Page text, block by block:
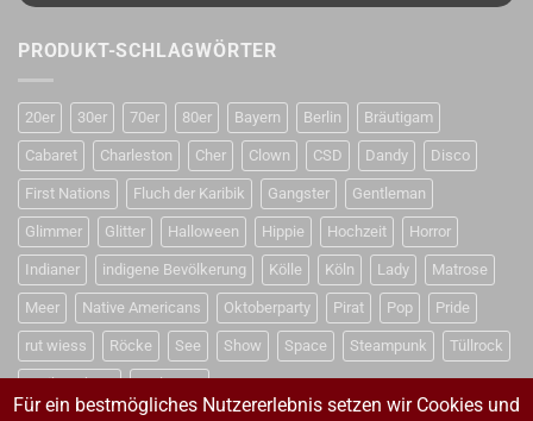
PRODUKT-SCHLAGWÖRTER
20er 30er 70er 80er Bayern Berlin Bräutigam
Cabaret Charleston Cher Clown CSD Dandy Disco
First Nations Fluch der Karibik Gangster Gentleman
Glimmer Glitter Halloween Hippie Hochzeit Horror
Indianer indigene Bevölkerung Kölle Köln Lady Matrose
Meer Native Americans Oktoberparty Pirat Pop Pride
rut wiess Röcke See Show Space Steampunk Tüllrock
Weihnachten Weltraum
Für ein bestmögliches Nutzererlebnis setzen wir Cookies und